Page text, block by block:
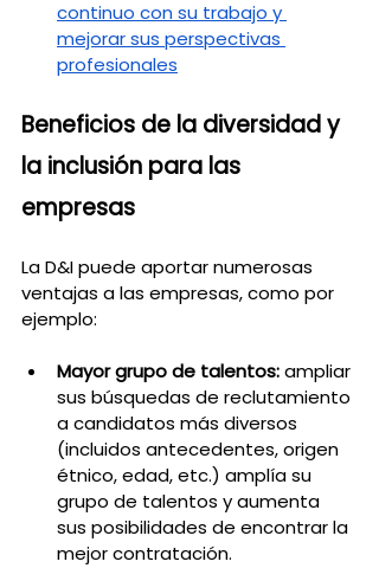
continuo con su trabajo y
mejorar sus perspectivas
profesionales
Beneficios de la diversidad y
la inclusión para las
empresas
La D&I puede aportar numerosas
ventajas a las empresas, como por
ejemplo:
Mayor grupo de talentos: ampliar
sus búsquedas de reclutamiento
a candidatos más diversos
(incluidos antecedentes, origen
étnico, edad, etc.) amplía su
grupo de talentos y aumenta
sus posibilidades de encontrar la
mejor contratación.